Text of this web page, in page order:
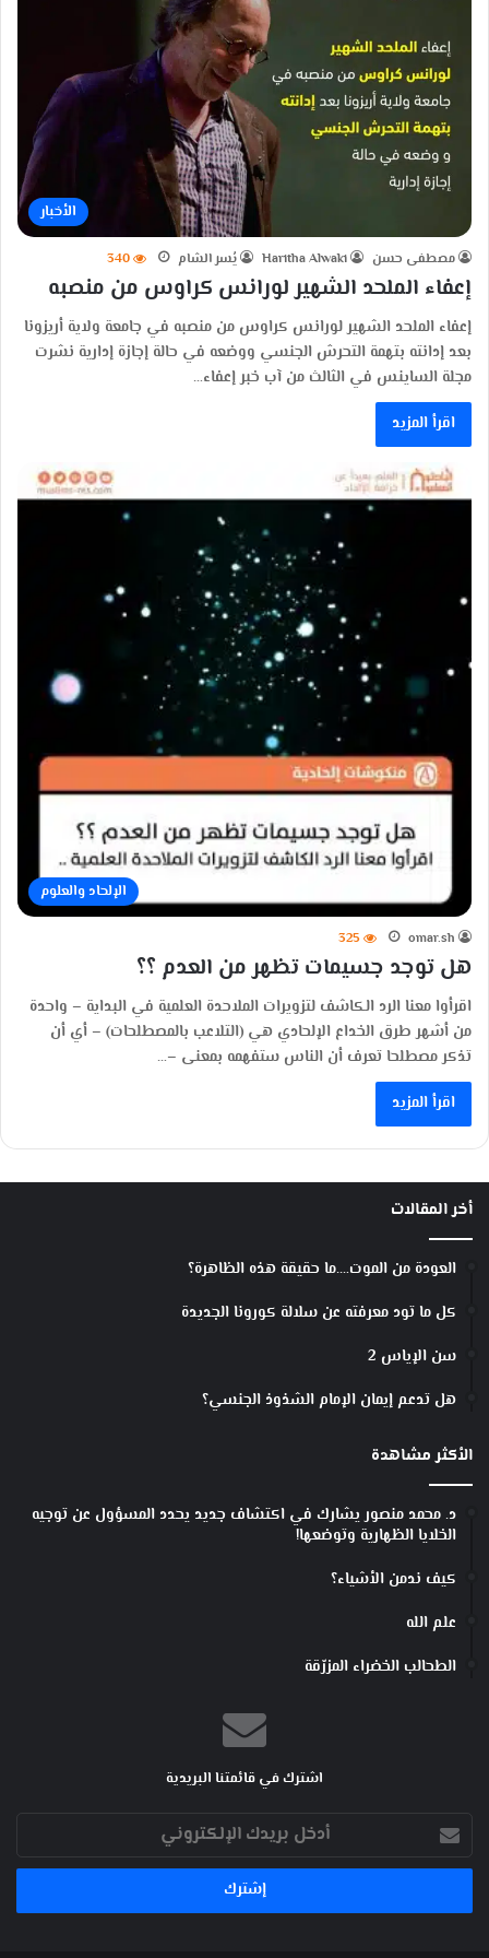
الأخبار
مصطفى حسن Haritha Alwaki يُسر الشام 340
إعفاء الملحد الشهير لورانس كراوس من منصبه
إعفاء الملحد الشهير لورانس كراوس من منصبه في جامعة ولاية أريزونا
بعد إدانته بتهمة التحرش الجنسي ووضعه في حالة إجازة إدارية نشرت
مجلة الساينس في الثالث من آب خبر إعفاء…
اقرأ المزيد
الإلحاد والعلوم
omar.sh
325
هل توجد جسيمات تظهر من العدم ؟؟
اقرأوا معنا الرد الكاشف لتزويرات الملاحدة العلمية في البداية – واحدة
من أشهر طرق الخداع الإلحادي هي (التلاعب بالمصطلحات) – أي أن
تذكر مصطلحا تعرف أن الناس ستفهمه بمعنى –…
اقرأ المزيد
أخر المقالات
العودة من الموت….ما حقيقة هذه الظاهرة؟
كل ما تود معرفته عن سلالة كورونا الجديدة
سن الإياس 2
هل تدعم إيمان الإمام الشذوذ الجنسي؟
الأكثر مشاهدة
د. محمد منصور يشارك في اكتشاف جديد يحدد المسؤول عن توجيه
الخلايا الظهارية وتوضعها!
كيف ندمن الأشياء؟
علم الله
الطحالب الخضراء المزرّقة
اشترك في قائمتنا البريدية
أدخل
بريدك
الإلكتروني